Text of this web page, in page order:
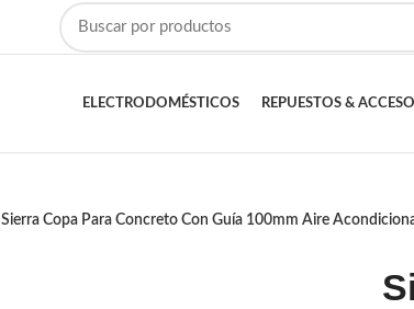
ELECTRODOMÉSTICOS REPUESTOS &
Sierra Copa Para Concreto Con Guía 100mm Aire